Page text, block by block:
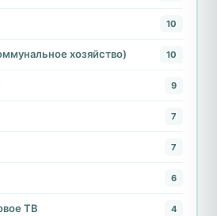
10
хозяйство) 10
9
7
7
6
ТВ 4